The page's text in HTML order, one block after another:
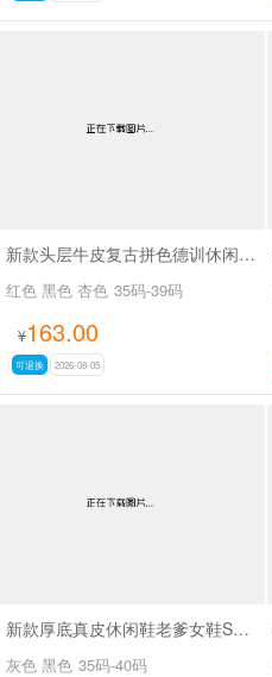
新款头层牛皮复古拼色德训休闲鞋SA2535
红色 黑色 杏色 35码-39码
¥163.00
可退换 2026-08-05
新款厚底真皮休闲鞋老爹女鞋SA7602-1
灰色 黑色 35码-40码